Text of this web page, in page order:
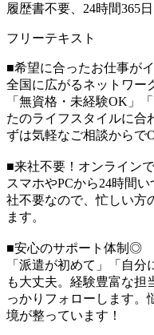
履歴書不要、24時間365
フリーテキスト
■希望に合ったお仕事が
全国に広がるネットワー
「無資格・未経験OK」
たのライフスタイルに合
ずは気軽なご相談からで
■来社不要！オンライン
スマホやPCから24時間
社不要なので、忙しい方
ます。
■安心のサポート体制◎
「派遣が初めて」「自
も大丈夫。経験豊富な担
っかりフォローします。
境が整っています！